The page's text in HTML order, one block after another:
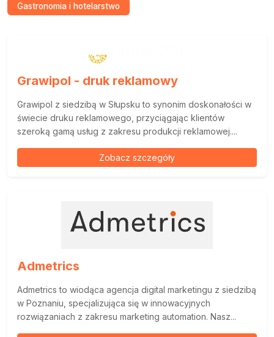
Gastronomia i hotelarstwo
Grawipol - druk reklamowy
Grawipol z siedzibą w Słupsku to synonim doskonałości w
świecie druku reklamowego, przyciągając klientów
szeroką gamą usług z zakresu produkcji reklamowej....
Zobacz szczegóły
Admetrics
Admetrics to wiodąca agencja digital marketingu z siedzibą
w Poznaniu, specjalizująca się w innowacyjnych
rozwiązaniach z zakresu marketing automation. Nasz...